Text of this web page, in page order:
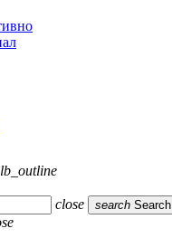
close search Search